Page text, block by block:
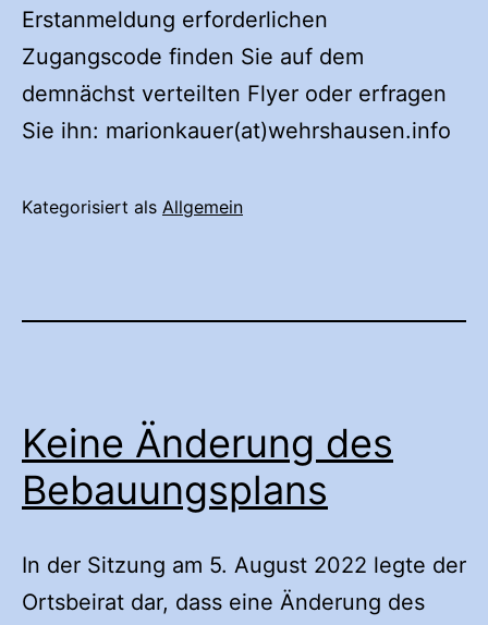
Erstanmeldung erforderlichen
Zugangscode finden Sie auf dem
demnächst verteilten Flyer oder erfragen
Sie ihn: marionkauer(at)wehrshausen.info
Kategorisiert als Allgemein
Keine Änderung des
Bebauungsplans
In der Sitzung am 5. August 2022 legte der
Ortsbeirat dar, dass eine Änderung des